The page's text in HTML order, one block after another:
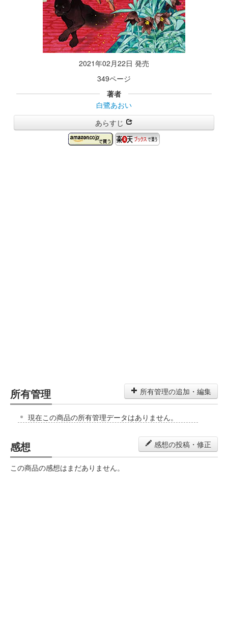
2021年02月22日 発売
349ページ
著者
白鷺あおい
あらすじ
所有管理 所有管理の追加・編集
現在この商品の所有管理データはありません。
感想 感想の投稿・修正
この商品の感想はまだありません。